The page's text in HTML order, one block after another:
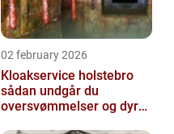
02 february 2026
Kloakservice holstebro
sådan undgår du
oversvømmelser og dyre